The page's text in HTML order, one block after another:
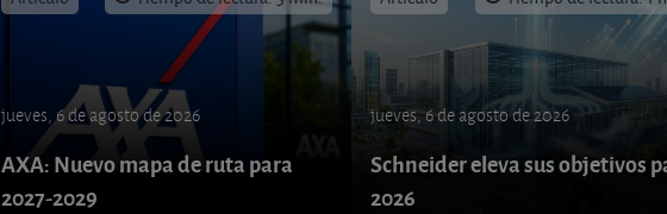
jueves, 6 de agosto de 2026
AXA: Nuevo mapa de ruta para
2027-2029
jueves, 6 de agosto de 2026
Schneider eleva sus objetivos
2026